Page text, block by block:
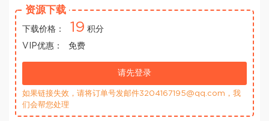
资源下载
下载价格： 19 积分
VIP优惠：
免费
请先登录
如果链接失效，请将订单号发邮件3204167195@qq.com，我
们会帮您处理